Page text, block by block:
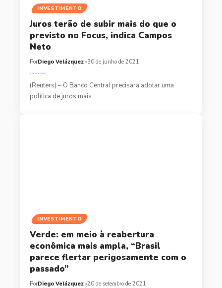
INVESTIMENTO
Juros terão de subir mais do que o
previsto no Focus, indica Campos
Neto
PorDiego Velázquez 30 de junho de 2021
(Reuters) – O Banco Central precisará adotar uma
política de juros mais…
INVESTIMENTO
Verde: em meio à reabertura
econômica mais ampla, “Brasil
parece flertar perigosamente com o
passado”
PorDiego Velázquez 20 de setembro de 2021